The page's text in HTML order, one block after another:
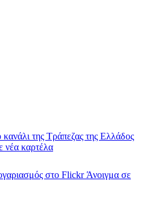
κανάλι της Τράπεζας της Ελλάδος
νέα καρτέλα
στο FlickrΆνοιγμα σε